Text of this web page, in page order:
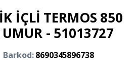
İÇLİ TERMOS 850
UMUR - 51013727
Barkod:8690345896738